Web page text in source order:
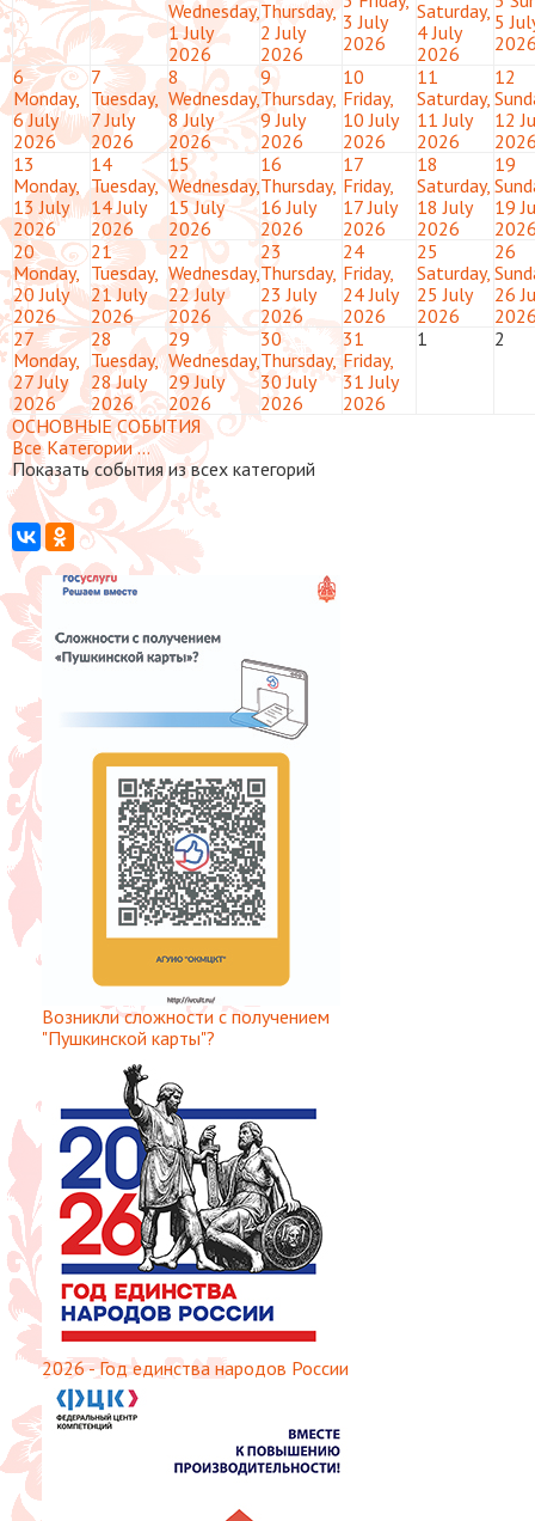
Wednesday,
1 July
2026
Thursday,
2 July
2026
3 July
2026
Saturday,
4 July
2026
5
6
Monday,
6 July
2026
7
Tuesday,
7 July
2026
8
Wednesday,
8 July
2026
9
Thursday,
9 July
2026
10
Friday,
10 July
2026
11
Saturday,
11 July
2026
12
12
13
Monday,
13 July
2026
14
Tuesday,
14 July
2026
15
Wednesday,
15 July
2026
16
Thursday,
16 July
2026
17
Friday,
17 July
2026
18
Saturday,
18 July
2026
19
19
20
Monday,
20 July
2026
21
Tuesday,
21 July
2026
22
Wednesday,
22 July
2026
23
Thursday,
23 July
2026
24
Friday,
24 July
2026
25
Saturday,
25 July
2026
26
26
27
Monday,
27 July
2026
28
Tuesday,
28 July
2026
29
Wednesday,
29 July
2026
30
Thursday,
30 July
2026
31
Friday,
31 July
2026
1 2
ОСНОВНЫЕ СОБЫТИЯ
Все Категории ...
Показать события из всех категорий
Возникли сложности с получением
"Пушкинской карты"?
2026 - Год единства народов России